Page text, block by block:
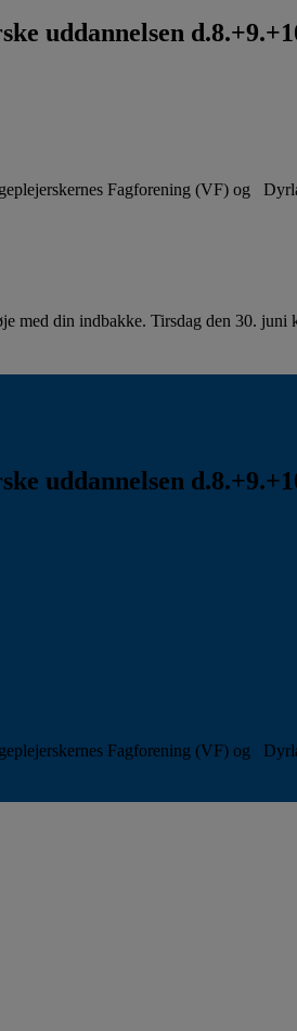
uddannelsen
Fagforening (VF) og
med din indbakke. Tirsdag den 30.
uddannelsen
Fagforening (VF) og